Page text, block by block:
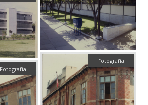
Fotografía
Fotografía